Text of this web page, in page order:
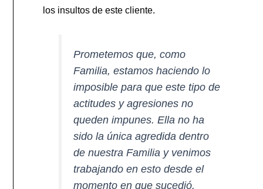
los insultos de este cliente.
Prometemos que, como
Familia, estamos haciendo lo
imposible para que este tipo de
actitudes y agresiones no
queden impunes. Ella no ha
sido la única agredida dentro
de nuestra Familia y venimos
trabajando en esto desde el
momento en que sucedió.